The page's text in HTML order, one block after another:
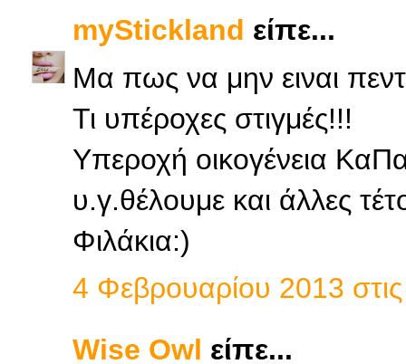
myStickland είπε...
Μα πως να μην ειναι
Τι υπέροχες στιγμές!!!
Υπεροχή οικογένεια
υ.γ.θέλουμε και άλλες
Φιλάκια:)
4 Φεβρουαρίου 2013
Wise Owl είπε...